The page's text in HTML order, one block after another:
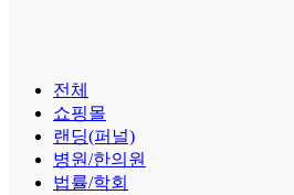
전체
쇼핑몰
랜딩(퍼널)
병원/한의원
법률/학회